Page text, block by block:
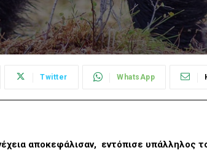
Twitter WhatsApp
αποκεφάλισαν, εντόπισε υπάλληλος